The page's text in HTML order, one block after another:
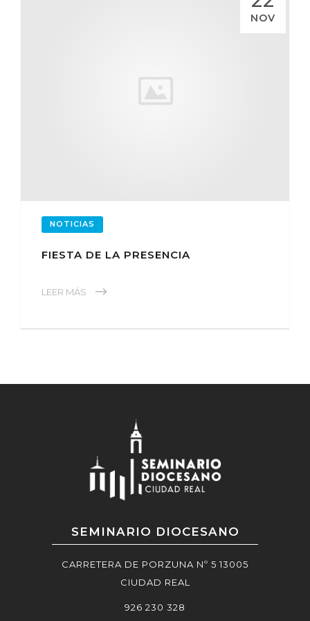
NOV
NOTICIAS
FIESTA DE LA PRESENCIA
LEER MÁS
SEMINARIO DIOCESANO
CARRETERA DE PORZUNA Nº 5 13005
CIUDAD REAL
926 230 328